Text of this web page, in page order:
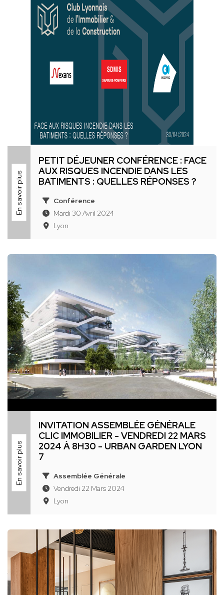
En savoir plus
PETIT DÉJEUNER CONFÉRENCE : FACE
AUX RISQUES INCENDIE DANS LES
BATIMENTS : QUELLES RÉPONSES ?
Conférence
Mardi 30 Avril 2024
Lyon
En savoir plus
INVITATION ASSEMBLÉE GÉNÉRALE
CLIC IMMOBILIER - VENDREDI 22 MARS
2024 À 8H30 - URBAN GARDEN LYON
7
Assemblée Générale
Vendredi 22 Mars 2024
Lyon